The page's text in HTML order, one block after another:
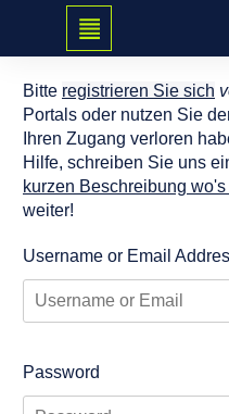
Bitte registrieren Sie sich
Portals oder nutzen Sie
Ihren Zugang verloren
Hilfe, schreiben Sie uns
kurzen Beschreibung
weiter!
Username or Email
Password